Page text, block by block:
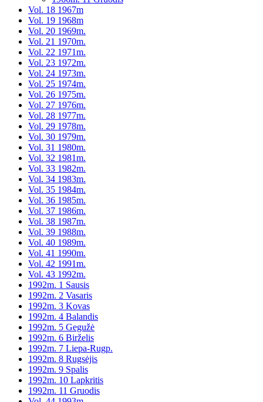
Vol. 18 1967m
Vol. 19 1968m
Vol. 20 1969m.
Vol. 21 1970m.
Vol. 22 1971m.
Vol. 23 1972m.
Vol. 24 1973m.
Vol. 25 1974m.
Vol. 26 1975m.
Vol. 27 1976m.
Vol. 28 1977m.
Vol. 29 1978m.
Vol. 30 1979m.
Vol. 31 1980m.
Vol. 32 1981m.
Vol. 33 1982m.
Vol. 34 1983m.
Vol. 35 1984m.
Vol. 36 1985m.
Vol. 37 1986m.
Vol. 38 1987m.
Vol. 39 1988m.
Vol. 40 1989m.
Vol. 41 1990m.
Vol. 42 1991m.
Vol. 43 1992m.
1992m. 1 Sausis
1992m. 2 Vasaris
1992m. 3 Kovas
1992m. 4 Balandis
1992m. 5 Gegužė
1992m. 6 Birželis
1992m. 7 Liepa-Rugp.
1992m. 8 Rugsėjis
1992m. 9 Spalis
1992m. 10 Lapkritis
1992m. 11 Gruodis